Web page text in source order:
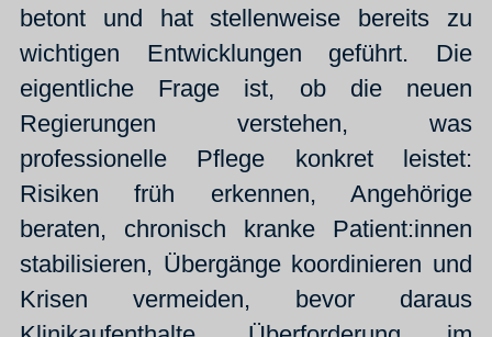
betont und hat stellenweise bereits zu
wichtigen Entwicklungen geführt. Die
eigentliche Frage ist, ob die neuen
Regierungen verstehen, was
professionelle Pflege konkret leistet:
Risiken früh erkennen, Angehörige
beraten, chronisch kranke Patient:innen
stabilisieren, Übergänge koordinieren und
Krisen vermeiden, bevor daraus